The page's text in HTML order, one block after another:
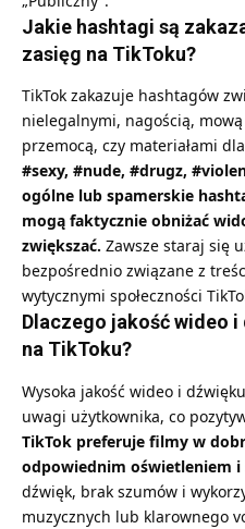
Jakie hashtagi są
zasięg na TikToku?
TikTok zakazuje hashtagów
nielegalnymi, nagością,
przemocą, czy materiałami
#sexy, #nude, #drugz,
ogólne lub spamerskie
mogą faktycznie obniżać
zwiększać. Zawsze staraj się
bezpośrednio związane z
wytycznymi społeczności
Dlaczego jakość wideo
na TikToku?
Wysoka jakość wideo i
uwagi użytkownika, co
TikTok preferuje filmy w
odpowiednim oświetleniem
dźwięk, brak szumów i
muzycznych lub klarownego